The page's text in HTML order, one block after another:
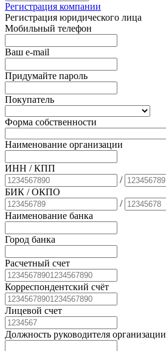
Регистрация компании
Регистрация юридического лица
Мобильный телефон
Ваш e-mail
Придумайте пароль
Покупатель
Форма собственности
Наименование организации
ИНН / КПП
/
БИК / ОКПО
/
Наименование банка
Город банка
Расчетный счет
Корреспондентский счёт
Лицевой счет
Должность руководителя организации